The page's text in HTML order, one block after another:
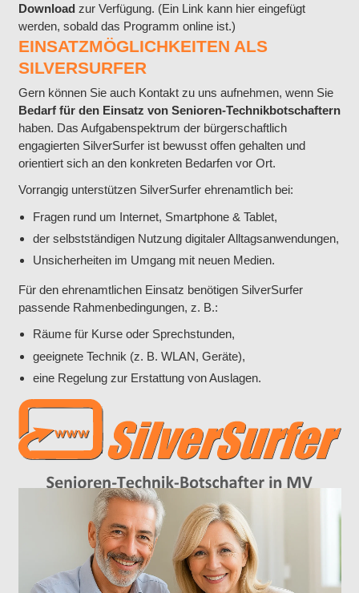
Download zur Verfügung. (Ein Link kann hier eingefügt
werden, sobald das Programm online ist.)
EINSATZMÖGLICHKEITEN ALS
SILVERSURFER
Gern können Sie auch Kontakt zu uns aufnehmen, wenn Sie
Bedarf für den Einsatz von Senioren-Technikbotschaftern
haben. Das Aufgabenspektrum der bürgerschaftlich
engagierten SilverSurfer ist bewusst offen gehalten und
orientiert sich an den konkreten Bedarfen vor Ort.
Vorrangig unterstützen SilverSurfer ehrenamtlich bei:
Fragen rund um Internet, Smartphone & Tablet,
der selbstständigen Nutzung digitaler Alltagsanwendungen,
Unsicherheiten im Umgang mit neuen Medien.
Für den ehrenamtlichen Einsatz benötigen SilverSurfer
passende Rahmenbedingungen, z. B.:
Räume für Kurse oder Sprechstunden,
geeignete Technik (z. B. WLAN, Geräte),
eine Regelung zur Erstattung von Auslagen.